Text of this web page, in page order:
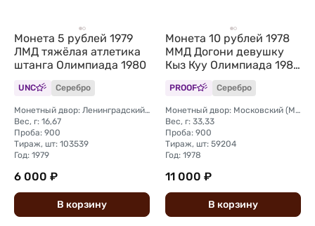
Монета 5 рублей 1979
ЛМД тяжёлая атлетика
штанга Олимпиада 1980
UNC Серебро
Монетный двор: Ленинградский (ЛМД)
Вес, г: 16,67
Проба: 900
Тираж, шт: 103539
Год: 1979
6 000 ₽
В корзину
Монета 10 рублей 1978
ММД Догони девушку
Кыз Куу Олимпиада 1980
(80) PROOF
PROOF Серебро
Монетный двор: Московский (ММД)
Вес, г: 33,33
Проба: 900
Тираж, шт: 59204
Год: 1978
11 000 ₽
В корзину